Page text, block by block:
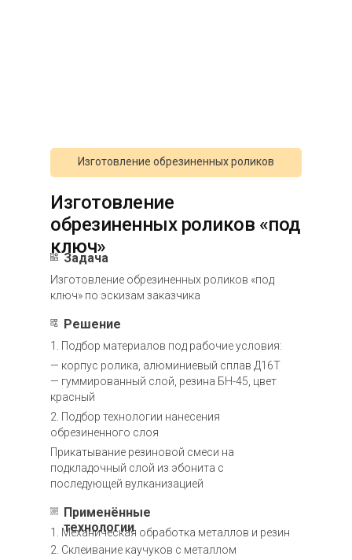
Изготовление обрезиненных роликов «под
ключ» по эскизам заказчика
Задача
1. Подбор материалов под рабочие условия:
Решение
— корпус ролика, алюминиевый сплав Д16Т
— гуммированный слой, резина БН-45, цвет
красный
2. Подбор технологии нанесения
обрезиненного слоя
Прикатывание резиновой смеси на
подкладочный слой из эбонита с
последующей вулканизацией
1. Механическая обработка металлов и резин
Применённые
технологии
2. Склеивание каучуков с металлом
Изготовление
обрезиненных роликов «под
ключ»
Изготовление обрезиненных роликов